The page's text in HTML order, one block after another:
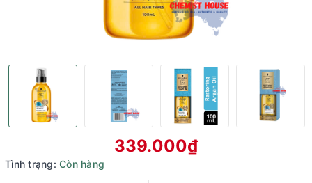
339.000₫
Tình trạng: Còn hàng